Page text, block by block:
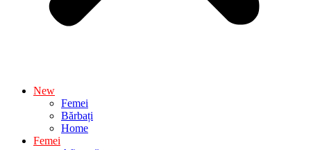
New
Femei
Bărbați
Home
Femei